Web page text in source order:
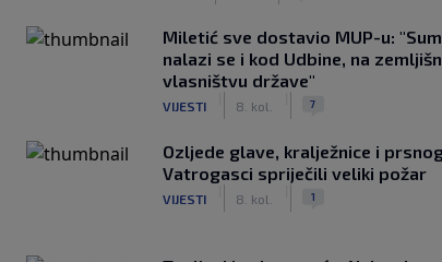
Miletić sve dostavio MUP-u:
nalazi se i kod Udbine, na
vlasništvu države"
VIJESTI 8. kol. 7
Ozljede glave, kralježnice i
Vatrogasci spriječili veliki požar
VIJESTI 8. kol. 1